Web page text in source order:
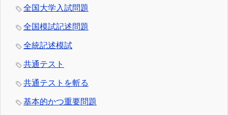
全国大学入試問題
全国模試記述問題
全統記述模試
共通テスト
共通テストを斬る
基本的かつ重要問題